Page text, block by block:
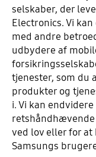
selskaber, der
Electronics. Vi
med andre
udbydere af
tjenester, som du
produkter og
i. Vi kan
ved lov eller for at
Samsungs